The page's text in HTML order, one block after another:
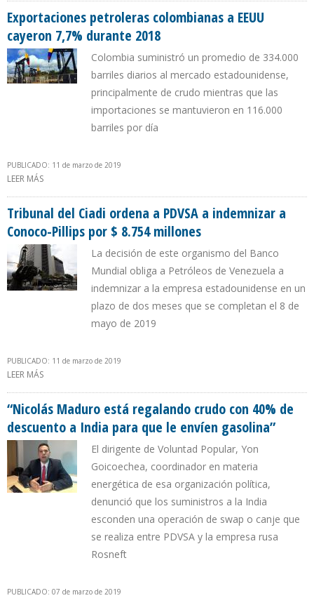
Exportaciones petroleras colombianas a EEUU
cayeron 7,7% durante 2018
Colombia suministró un promedio de 334.000
barriles diarios al mercado estadounidense,
principalmente de crudo mientras que las
importaciones se mantuvieron en 116.000
barriles por día
PUBLICADO: 11 de marzo de 2019
LEER MÁS
Tribunal del Ciadi ordena a PDVSA a indemnizar a
Conoco-Pillips por $ 8.754 millones
La decisión de este organismo del Banco
Mundial obliga a Petróleos de Venezuela a
indemnizar a la empresa estadounidense en un
plazo de dos meses que se completan el 8 de
mayo de 2019
PUBLICADO: 11 de marzo de 2019
LEER MÁS
“Nicolás Maduro está regalando crudo con 40% de
descuento a India para que le envíen gasolina”
El dirigente de Voluntad Popular, Yon
Goicoechea, coordinador en materia
energética de esa organización política,
denunció que los suministros a la India
esconden una operación de swap o canje que
se realiza entre PDVSA y la empresa rusa
Rosneft
PUBLICADO: 07 de marzo de 2019